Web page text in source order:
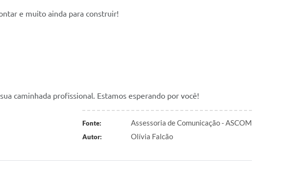
e muito ainda para construir!
caminhada profissional. Estamos esperando por você!
Fonte: Assessoria de Comunicação - ASCOM
Autor: Olívia Falcão